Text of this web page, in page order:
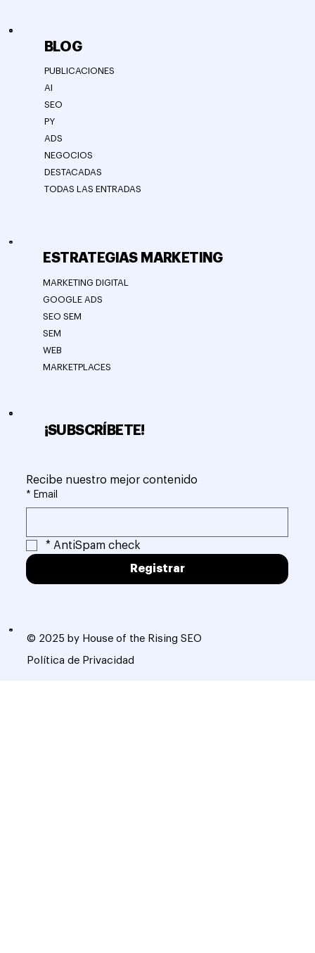
© 2025 by House of the Rising SEO
Política de Privacidad
¡SUBSCRÍBETE!
Recibe nuestro mejor contenido
* Email
* AntiSpam check
Registrar
ESTRATEGIAS MARKETING
MARKETING DIGITAL
GOOGLE ADS
SEO SEM
SEM
WEB
MARKETPLACES
BLOG
PUBLICACIONES
AI
SEO
PY
ADS
NEGOCIOS
DESTACADAS
TODAS LAS ENTRADAS